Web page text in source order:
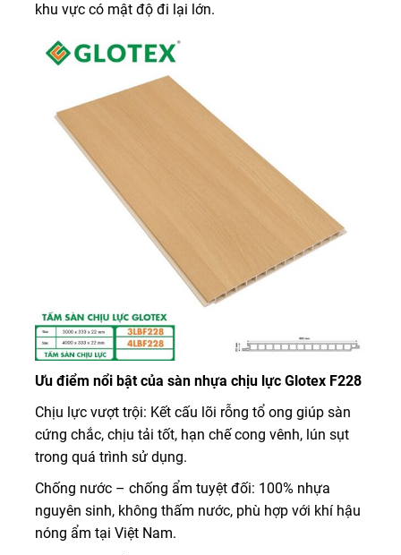
khu vực có mật độ đi lại lớn.
Ưu điểm nổi bật của sàn nhựa chịu lực Glotex F228
Chịu lực vượt trội: Kết cấu lõi rỗng tổ ong giúp sàn
cứng chắc, chịu tải tốt, hạn chế cong vênh, lún sụt
trong quá trình sử dụng.
Chống nước – chống ẩm tuyệt đối: 100% nhựa
nguyên sinh, không thấm nước, phù hợp với khí hậu
nóng ẩm tại Việt Nam.